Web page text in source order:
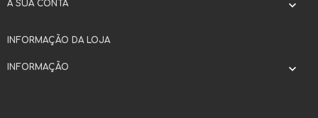
A SUA CONTA 
INFORMAÇÃO DA LOJA
INFORMAÇÃO 